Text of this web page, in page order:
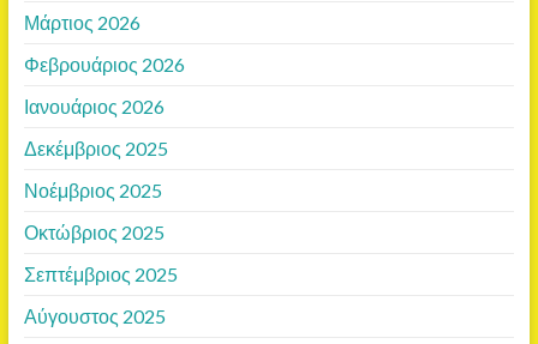
Μάρτιος 2026
Φεβρουάριος 2026
Ιανουάριος 2026
Δεκέμβριος 2025
Νοέμβριος 2025
Οκτώβριος 2025
Σεπτέμβριος 2025
Αύγουστος 2025